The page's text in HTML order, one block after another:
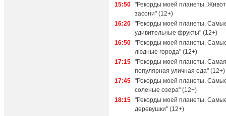
15:50 "Рекорды моей планеты.
засони" (12+)
16:20 "Рекорды моей планеты.
удивительные фрукты" (12+)
16:50 "Рекорды моей планеты.
людные города" (12+)
17:15 "Рекорды моей планеты. Самая
популярная уличная еда" (12+)
17:45 "Рекорды моей планеты.
соленые озера" (12+)
18:15 "Рекорды моей планеты.
деревушки" (12+)